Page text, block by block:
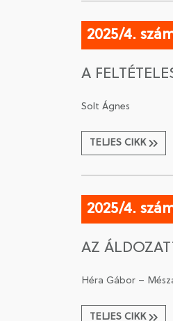
2025/4.
A
Solt Ágnes
TELJES CIKK
2025/4.
AZ
Héra Gábor –
TELJES CIKK